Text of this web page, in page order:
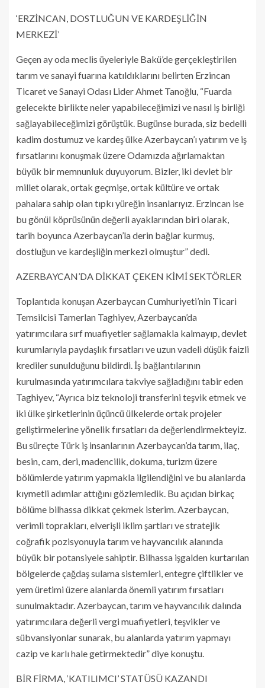
‘ERZİNCAN, DOSTLUĞUN VE KARDEŞLİĞİN
MERKEZİ’
Geçen ay oda meclis üyeleriyle Bakü’de gerçekleştirilen
tarım ve sanayi fuarına katıldıklarını belirten Erzincan
Ticaret ve Sanayi Odası Lider Ahmet Tanoğlu, “Fuarda
gelecekte birlikte neler yapabileceğimizi ve nasıl iş birliği
sağlayabileceğimizi görüştük. Bugünse burada, siz bedelli
kadim dostumuz ve kardeş ülke Azerbaycan’ı yatırım ve iş
fırsatlarını konuşmak üzere Odamızda ağırlamaktan
büyük bir memnunluk duyuyorum. Bizler, iki devlet bir
millet olarak, ortak geçmişe, ortak kültüre ve ortak
pahalara sahip olan tıpkı yüreğin insanlarıyız. Erzincan ise
bu gönül köprüsünün değerli ayaklarından biri olarak,
tarih boyunca Azerbaycan’la derin bağlar kurmuş,
dostluğun ve kardeşliğin merkezi olmuştur” dedi.
AZERBAYCAN’DA DİKKAT ÇEKEN KİMİ SEKTÖRLER
Toplantıda konuşan Azerbaycan Cumhuriyeti’nin Ticari
Temsilcisi Tamerlan Taghiyev, Azerbaycan’da
yatırımcılara sırf muafiyetler sağlamakla kalmayıp, devlet
kurumlarıyla paydaşlık fırsatları ve uzun vadeli düşük faizli
krediler sunulduğunu bildirdi. İş bağlantılarının
kurulmasında yatırımcılara takviye sağladığını tabir eden
Taghiyev, “Ayrıca biz teknoloji transferini teşvik etmek ve
iki ülke şirketlerinin üçüncü ülkelerde ortak projeler
geliştirmelerine yönelik fırsatları da değerlendirmekteyiz.
Bu süreçte Türk iş insanlarının Azerbaycan’da tarım, ilaç,
besin, cam, deri, madencilik, dokuma, turizm üzere
bölümlerde yatırım yapmakla ilgilendiğini ve bu alanlarda
kıymetli adımlar attığını gözlemledik. Bu açıdan birkaç
bölüme bilhassa dikkat çekmek isterim. Azerbaycan,
verimli toprakları, elverişli iklim şartları ve stratejik
coğrafik pozisyonuyla tarım ve hayvancılık alanında
büyük bir potansiyele sahiptir. Bilhassa işgalden kurtarılan
bölgelerde çağdaş sulama sistemleri, entegre çiftlikler ve
yem üretimi üzere alanlarda önemli yatırım fırsatları
sunulmaktadır. Azerbaycan, tarım ve hayvancılık dalında
yatırımcılara değerli vergi muafiyetleri, teşvikler ve
sübvansiyonlar sunarak, bu alanlarda yatırım yapmayı
cazip ve karlı hale getirmektedir” diye konuştu.
BİR FİRMA, ‘KATILIMCI’ STATÜSÜ KAZANDI